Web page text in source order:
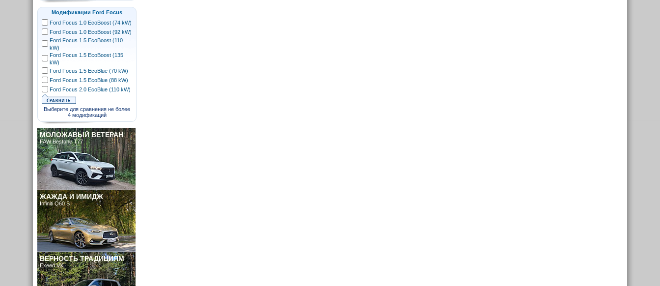
Модификации Ford Focus
Ford Focus 1.0 EcoBoost (74 kW)
Ford Focus 1.0 EcoBoost (92 kW)
Ford Focus 1.5 EcoBoost (110
kW)
Ford Focus 1.5 EcoBoost (135
kW)
Ford Focus 1.5 EcoBlue (70 kW)
Ford Focus 1.5 EcoBlue (88 kW)
Ford Focus 2.0 EcoBlue (110 kW)
Выберите для сравнения не более
4 модификаций
МОЛОЖАВЫЙ ВЕТЕРАН
FAW Bestune T77
ЖАЖДА И ИМИДЖ
Infiniti Q60 S
ВЕРНОСТЬ ТРАДИЦИЯМ
Exeed VX